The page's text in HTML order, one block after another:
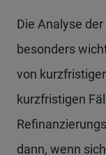
Die Analyse
besonders
von
kurzfristigen
dann, wenn